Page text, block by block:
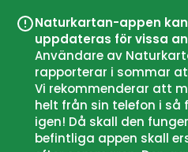
Naturkartan-appen
uppdateras för vissa
Användare av
rapporterar i sommar
Vi rekommenderar att
helt från sin telefon i så
igen! Då skall den
befintliga appen skall